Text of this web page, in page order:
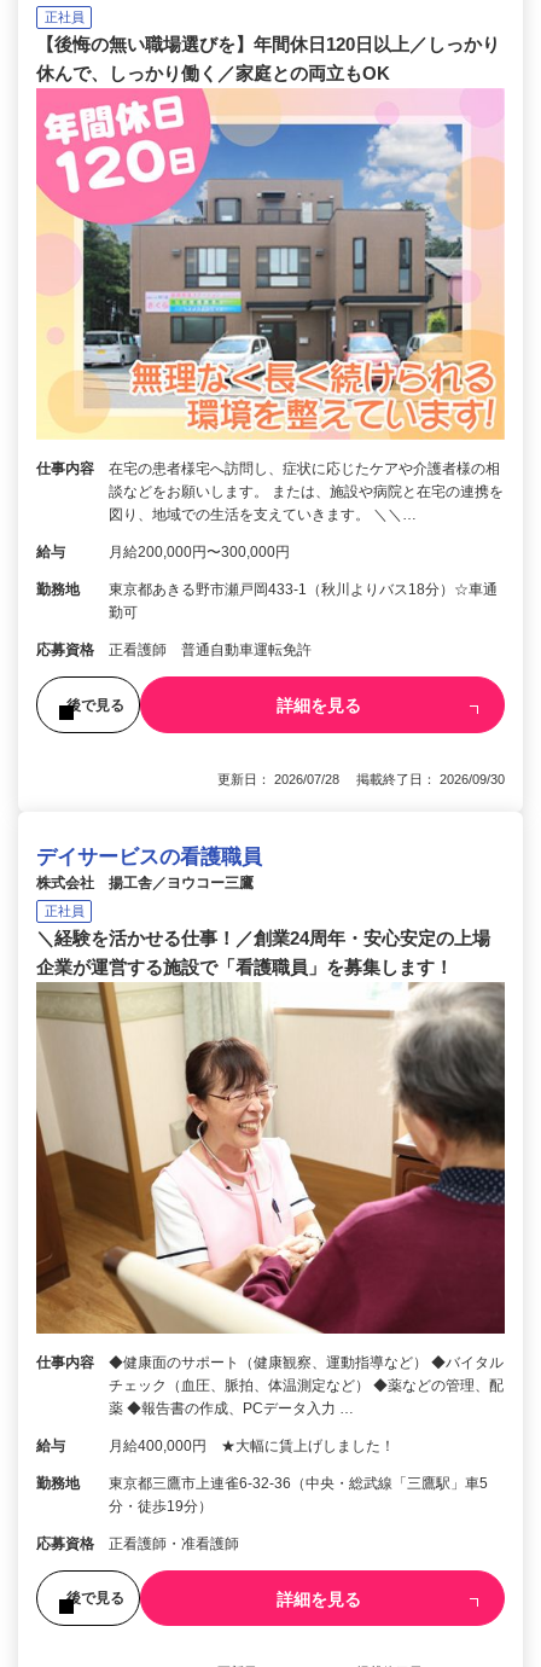
正社員
【後悔の無い職場選びを】年間休日120日以上／しっかり
休んで、しっかり働く／家庭との両立もOK
仕事内容
在宅の患者様宅へ訪問し、症状に応じたケアや介護者様の相
談などをお願いします。 または、施設や病院と在宅の連携を
図り、地域での生活を支えていきます。 ＼＼…
給与 月給200,000円〜300,000円
勤務地
東京都あきる野市瀬戸岡433-1（秋川よりバス18分）☆車通
勤可
応募資格 正看護師 普通自動車運転免許
後で見る 詳細を見る
更新日： 2026/07/28 掲載終了日： 2026/09/30
デイサービスの看護職員
株式会社 揚工舎／ヨウコー三鷹
正社員
＼経験を活かせる仕事！／創業24周年・安心安定の上場
企業が運営する施設で「看護職員」を募集します！
仕事内容
◆健康面のサポート（健康観察、運動指導など） ◆バイタル
チェック（血圧、脈拍、体温測定など） ◆薬などの管理、配
薬 ◆報告書の作成、PCデータ入力 …
給与 月給400,000円 ★大幅に賃上げしました！
勤務地
東京都三鷹市上連雀6-32-36（中央・総武線「三鷹駅」車5
分・徒歩19分）
応募資格 正看護師・准看護師
後で見る 詳細を見る